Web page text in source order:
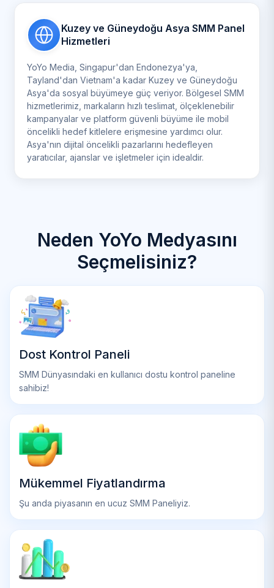
Kuzey ve Güneydoğu Asya SMM Panel
Hizmetleri
YoYo Media, Singapur'dan Endonezya'ya,
Tayland'dan Vietnam'a kadar Kuzey ve Güneydoğu
Asya'da sosyal büyümeye güç veriyor. Bölgesel SMM
hizmetlerimiz, markaların hızlı teslimat, ölçeklenebilir
kampanyalar ve platform güvenli büyüme ile mobil
öncelikli hedef kitlelere erişmesine yardımcı olur.
Asya'nın dijital öncelikli pazarlarını hedefleyen
yaratıcılar, ajanslar ve işletmeler için idealdir.
Neden YoYo Medyasını
Seçmelisiniz?
Dost Kontrol Paneli
SMM Dünyasındaki en kullanıcı dostu kontrol paneline
sahibiz!
Mükemmel Fiyatlandırma
Şu anda piyasanın en ucuz SMM Paneliyiz.